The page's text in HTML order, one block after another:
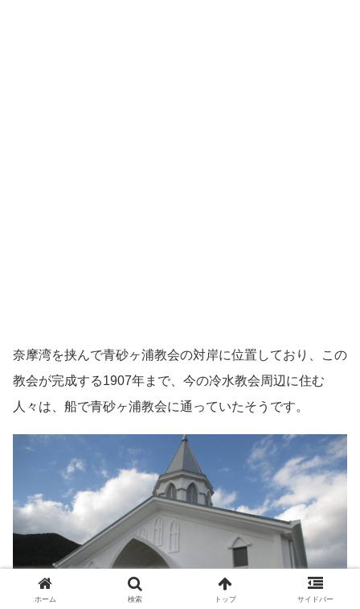
奈摩湾を挟んで青砂ヶ浦教会の対岸に位置しており、この
教会が完成する1907年まで、今の冷水教会周辺に住む
人々は、船で青砂ヶ浦教会に通っていたそうです。
ホーム 検索 トップ サイドバー